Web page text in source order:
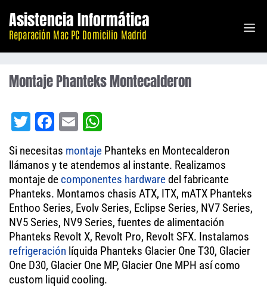
contenido
Asistencia Informática
Reparación Mac PC Domicilio Madrid
Montaje Phanteks Montecalderon
T
tt
er
Fa
bo
ok
E
ail
ha
ts
A
pp
Si necesitas montaje Phanteks en Montecalderon
llámanos y te atendemos al instante. Realizamos
montaje de componentes hardwaredel fabricante
Phanteks. Montamos chasis ATX, ITX, mATX Phanteks
Enthoo Series, Evolv Series, Eclipse Series, NV7 Series,
NV5 Series, NV9 Series, fuentes de alimentación
Phanteks Revolt X, Revolt Pro, Revolt SFX. Instalamos
refrigeración líquida Phanteks Glacier One T30, Glacier
One D30, Glacier One MP, Glacier One MPH así como
custom liquid cooling.